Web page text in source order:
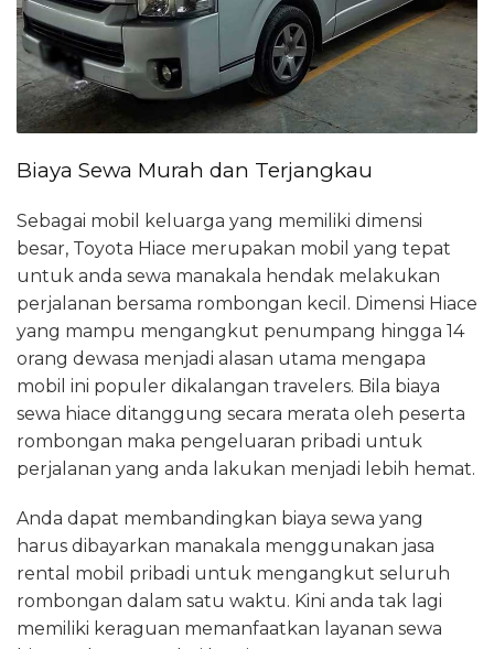
Biaya Sewa Murah dan Terjangkau
Sebagai mobil keluarga yang memiliki dimensi
besar, Toyota Hiace merupakan mobil yang tepat
untuk anda sewa manakala hendak melakukan
perjalanan bersama rombongan kecil. Dimensi Hiace
yang mampu mengangkut penumpang hingga 14
orang dewasa menjadi alasan utama mengapa
mobil ini populer dikalangan travelers. Bila biaya
sewa hiace ditanggung secara merata oleh peserta
rombongan maka pengeluaran pribadi untuk
perjalanan yang anda lakukan menjadi lebih hemat.
Anda dapat membandingkan biaya sewa yang
harus dibayarkan manakala menggunakan jasa
rental mobil pribadi untuk mengangkut seluruh
rombongan dalam satu waktu. Kini anda tak lagi
memiliki keraguan memanfaatkan layanan sewa